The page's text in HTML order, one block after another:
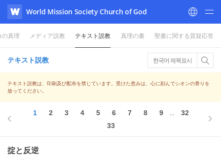
WATV
World Mission Society Church of God
の真理 メディア説教 テキスト説教 真理の書 聖書に関する質疑応答
テキスト説教 한국어 제목표시
テキスト説教は、印刷及び配布を禁じています。受けた恵みは、心に刻んでシオンの香りを
放ってください。
1 2 3 4 5 6 7 8 9 ...
32
33
掟と反逆